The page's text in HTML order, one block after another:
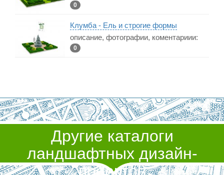
0
Клумба - Ель и строгие формы
описание, фотографии, коментариии:
0
Другие каталоги
ландшафтных дизайн-
проектов